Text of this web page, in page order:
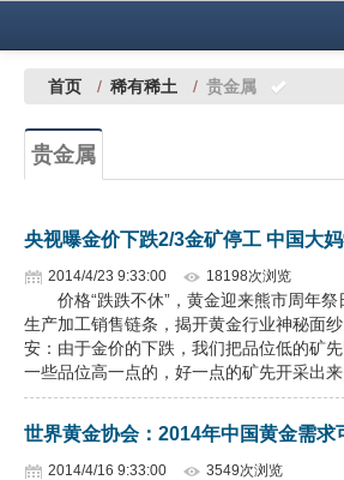
中国有色金属报社主办 广告服务
铜镍铅锌
稀有稀土
有色市场
科技
地矿 建设
首页 / 稀有稀土 / 贵金属
贵金属
央视曝金价下跌2/3金矿停工 中国大
2014/4/23 9:33:00 18198次浏览
价格“跌跌不休”，黄金迎来熊市周年祭
生产加工销售链条，揭开黄金行业神秘面
安：由于金价的下跌，我们把品位低的矿
一些品位高一点的，好一点的矿先开采出
世界黄金协会：2014年中国黄金需求
2014/4/16 9:33:00 3549次浏览